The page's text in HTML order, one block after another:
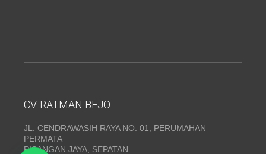
CV. RATMAN BEJO
JL. CENDRAWASIH RAYA NO. 01, PERUMAHAN
PERMATA
PISANGAN JAYA, SEPATAN